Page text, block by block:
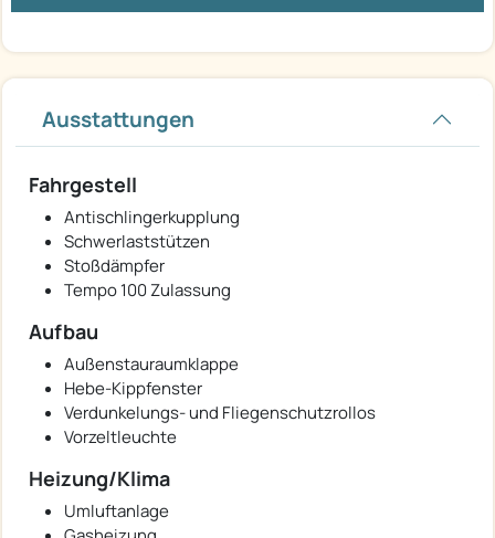
Ausstattungen
Fahrgestell
Antischlingerkupplung
Schwerlaststützen
Stoßdämpfer
Tempo 100 Zulassung
Aufbau
Außenstauraumklappe
Hebe-Kippfenster
Verdunkelungs- und Fliegenschutzrollos
Vorzeltleuchte
Heizung/Klima
Umluftanlage